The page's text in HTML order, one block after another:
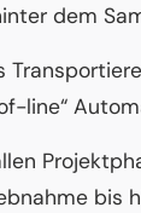
dem
line“
bis